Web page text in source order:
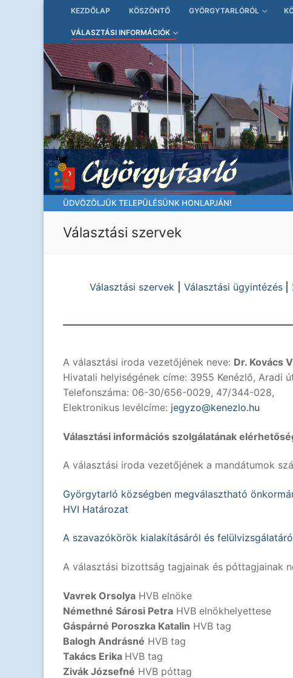
tartalomra
KEZDŐLAP KÖSZÖNTŐ GYÖRGYTARLÓRÓL
VÁLASZTÁSI INFORMÁCIÓK
ÜDVÖZÖLJÜK TELEPÜLÉSÜNK HONLAPJÁN!
Választási szervek
Választási szervek Választási ügyintézés|
A választási iroda vezetőjének neve: Dr. Kovács
Hivatali helyiségének címe: 3955 Kenézlő, Aradi
Telefonszáma: 06-30/656-0029, 47/344-028,
Elektronikus levélcíme: jegyzo@kenezlo.hu
Választási információs szolgálatának
A választási iroda vezetőjének a mandátumok
Györgytarló községben megválasztható
HVI Határozat
A szavazókörök kialakításáról és
A választási bizottság tagjainak és póttagjainak
Vavrek Orsolya HVB elnöke
Némethné Sárosi Petra HVB elnökhelyettese
Gáspárné Poroszka Katalin HVB tag
Balogh Andrásné HVB tag
Takács Erika HVB tag
Zivák Józsefné HVB póttag